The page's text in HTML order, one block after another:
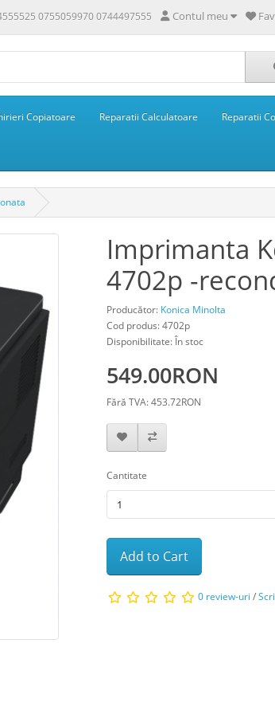
0755059970 0744497555 Contul meu
Copiatoare Reparatii Calculatoare Reparatii
Imprimanta
4702p -
Producător: Konica Minolta
Cod produs: 4702p
Disponibilitate: În stoc
549.00RON
Fără TVA: 453.72RON
Cantitate
Add to Cart
0 review-uri /